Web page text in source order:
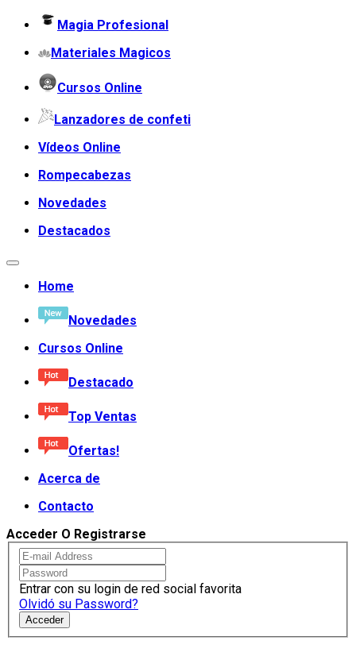
Magia Profesional
Materiales Magicos
Cursos Online
Lanzadores de confeti
Vídeos Online
Rompecabezas
Novedades
Destacados
Home
Novedades
Cursos Online
Destacado
Top Ventas
Ofertas!
Acerca de
Contacto
Acceder O Registrarse
Entrar con su login de red social favorita
Olvidó su Password?
Acceder